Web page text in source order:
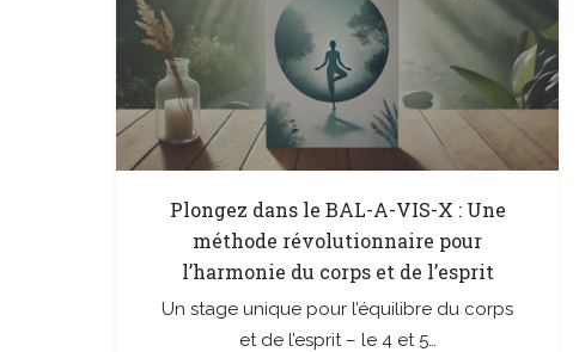
Plongez dans le BAL-A-VIS-X : Une
méthode révolutionnaire pour
l’harmonie du corps et de l’esprit
Un stage unique pour l’équilibre du corps
et de l’esprit – le 4 et 5…